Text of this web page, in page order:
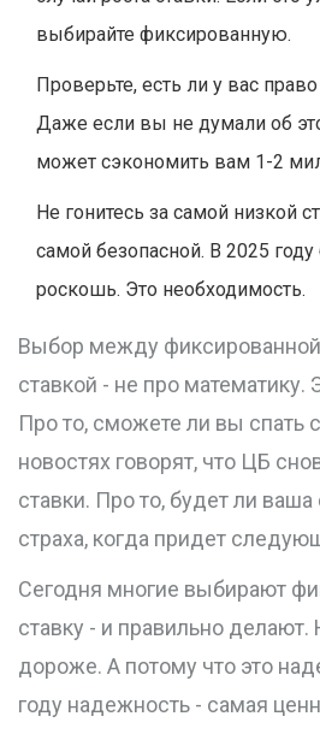
выбирайте фиксированную.
Проверьте, есть ли у вас
Даже если вы не думали об
может сэкономить вам 1-2
Не гонитесь за самой низкой
самой безопасной. В 2025 году
роскошь. Это необходимость.
Выбор между
ставкой - не про математику.
Про то, сможете ли вы спать
новостях говорят, что ЦБ
ставки. Про то, будет ли
страха, когда придет
Сегодня многие выбирают
ставку - и правильно делают.
дороже. А потому что это
году надежность - самая